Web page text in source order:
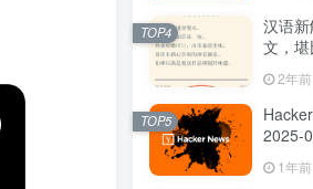
汉语
文，
2年前
TOP4
2025-
1年前
TOP5